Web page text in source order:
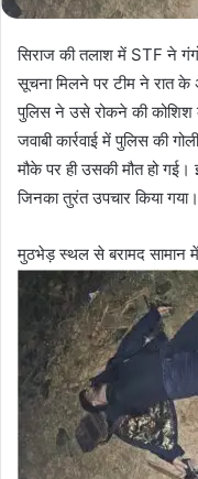
सिराज की तलाश में STF ने
सूचना मिलने पर टीम ने रात
पुलिस ने उसे रोकने की
जवाबी कार्रवाई में पुलिस की
मौके पर ही उसकी मौत हो गई।
जिनका तुरंत उपचार किया गया।
मुठभेड़ स्थल से बरामद सामान